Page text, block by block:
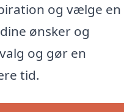
og vælge en
ønsker og
og gør en
tid.